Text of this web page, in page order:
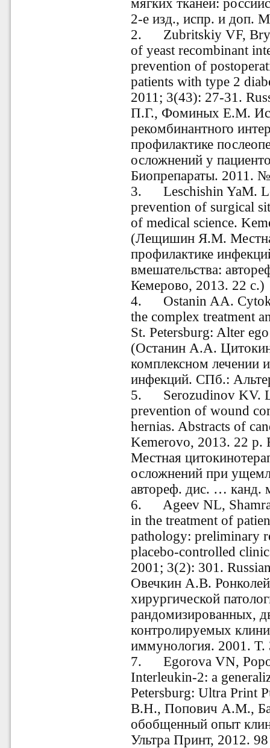
мягких тканей:
2-е изд., испр. и доп.
2. Zubritskiy VF,
of yeast recombinant
prevention of
patients with type 2
2011; 3(43): 27-31.
П.Г., Фоминых Е.М.
рекомбинантного
профилактике
осложнений у
Биопрепараты. 2011.
3. Leschishin YaM.
prevention of surgical
of medical science.
(Лещишин Я.М.
профилактике
вмешательства:
Кемерово, 2013. 22 с.)
4. Ostanin AA.
the complex treatment
St. Petersburg: Alter
(Останин А.А.
комплексном лечении
инфекций. СПб.:
5. Serozudinov KV.
prevention of wound
hernias. Abstracts of
Kemerovo, 2013. 22 p.
Местная
осложнений при
автореф. дис. … канд.
6. Ageev NL,
in the treatment of
pathology: preliminary
placebo-controlled
2001; 3(2): 301.
Овечкин А.В.
хирургической
рандомизированных,
контролируемых
иммунология. 2001.
7. Egorova VN,
Interleukin-2: a
Petersburg: Ultra Print
В.Н., Попович А.М.,
обобщенный опыт
Ультра Принт, 2012.